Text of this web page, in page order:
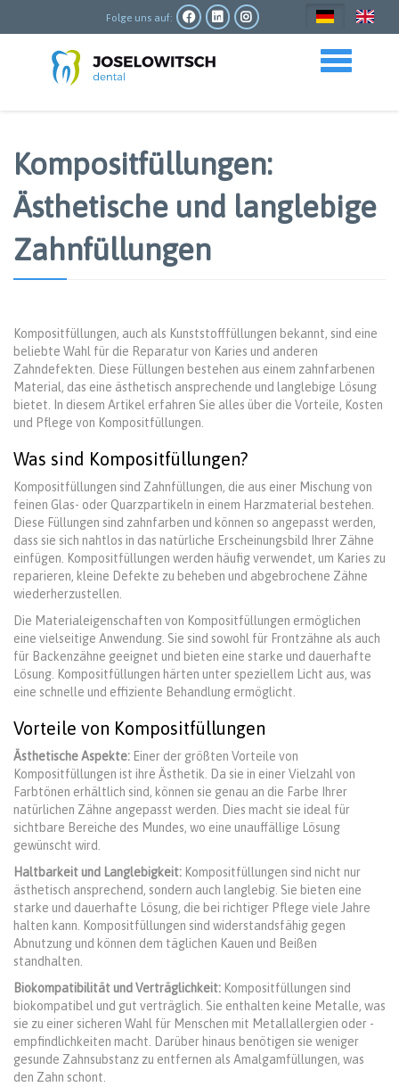
Inhalt
Folge uns auf:
Toggle navigation
Kompositfüllungen:
Ästhetische und langlebige
Zahnfüllungen
Kompositfüllungen, auch als Kunststofffüllungen bekannt, sind eine
beliebte Wahl für die Reparatur von Karies und anderen
Zahndefekten. Diese Füllungen bestehen aus einem zahnfarbenen
Material, das eine ästhetisch ansprechende und langlebige Lösung
bietet. In diesem Artikel erfahren Sie alles über die Vorteile, Kosten
und Pflege von Kompositfüllungen.
Was sind Kompositfüllungen?
Kompositfüllungen sind Zahnfüllungen, die aus einer Mischung von
feinen Glas- oder Quarzpartikeln in einem Harzmaterial bestehen.
Diese Füllungen sind zahnfarben und können so angepasst werden,
dass sie sich nahtlos in das natürliche Erscheinungsbild Ihrer Zähne
einfügen. Kompositfüllungen werden häufig verwendet, um Karies zu
reparieren, kleine Defekte zu beheben und abgebrochene Zähne
wiederherzustellen.
Die Materialeigenschaften von Kompositfüllungen ermöglichen
eine vielseitige Anwendung. Sie sind sowohl für Frontzähne als auch
für Backenzähne geeignet und bieten eine starke und dauerhafte
Lösung. Kompositfüllungen härten unter speziellem Licht aus, was
eine schnelle und effiziente Behandlung ermöglicht.
Vorteile von Kompositfüllungen
Ästhetische Aspekte: Einer der größten Vorteile von
Kompositfüllungen ist ihre Ästhetik. Da sie in einer Vielzahl von
Farbtönen erhältlich sind, können sie genau an die Farbe Ihrer
natürlichen Zähne angepasst werden. Dies macht sie ideal für
sichtbare Bereiche des Mundes, wo eine unauffällige Lösung
gewünscht wird.
Haltbarkeit und Langlebigkeit: Kompositfüllungen sind nicht nur
ästhetisch ansprechend, sondern auch langlebig. Sie bieten eine
starke und dauerhafte Lösung, die bei richtiger Pflege viele Jahre
halten kann. Kompositfüllungen sind widerstandsfähig gegen
Abnutzung und können dem täglichen Kauen und Beißen
standhalten.
Biokompatibilität und Verträglichkeit: Kompositfüllungen sind
biokompatibel und gut verträglich. Sie enthalten keine Metalle, was
sie zu einer sicheren Wahl für Menschen mit Metallallergien oder -
empfindlichkeiten macht. Darüber hinaus benötigen sie weniger
gesunde Zahnsubstanz zu entfernen als Amalgamfüllungen, was
den Zahn schont.